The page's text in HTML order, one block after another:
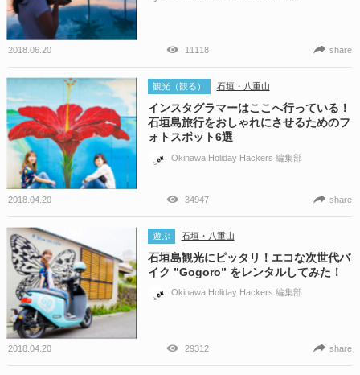
2018.06.20 11118 share
観光（観る） 石垣・八重山
インスタグラマーはここへ行っている！
石垣島旅行をおしゃれにさせるためのフ
ォトスポット6選
Okinawa Holiday Hackers 編集部
2018.04.20 34947 share
遊ぶ 石垣・八重山
石垣島観光にピッタリ！エコな次世代バ
イク ”Gogoro” をレンタルしてみた！
Okinawa Holiday Hackers 編集部
2018.04.20 29312 share